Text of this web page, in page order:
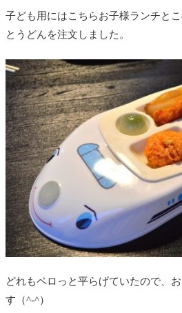
子ども用にはこちらお子様ランチと
とうどんを注文しました。
どれもペロっと平らげていたので、
す（^-^）